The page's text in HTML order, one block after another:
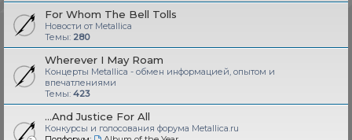
For Whom The Bell Tolls
Новости от Metallica
Темы: 280
Wherever I May Roam
Концерты Metallica - обмен информацией, опытом и
впечатлениями
Темы: 423
...And Justice For All
Конкурсы и голосования форума Metallica.ru